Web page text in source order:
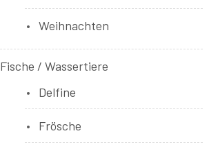
Weihnachten
Fische / Wassertiere
Delfine
Frösche